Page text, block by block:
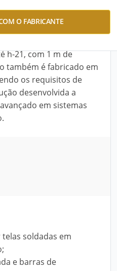
O FABRICANTE
para sustentar telas
de concreto,
h-21, com 1 m de
também é fabricado em
os requisitos de
desenvolvida a
em sistemas
soldadas em
e barras de